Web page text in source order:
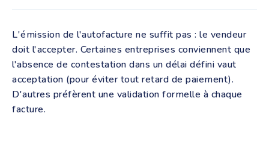
L'émission de l'autofacture ne suffit pas : le vendeur
doit l'accepter. Certaines entreprises conviennent que
l'absence de contestation dans un délai défini vaut
acceptation (pour éviter tout retard de paiement).
D'autres préfèrent une validation formelle à chaque
facture.